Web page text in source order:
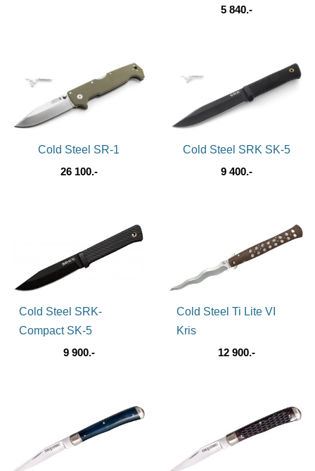
5 840.-
Cold Steel SR-1
26 100.-
Cold Steel SRK SK-5
9 400.-
Cold Steel SRK-
Compact SK-5
9 900.-
Cold Steel Ti Lite VI
Kris
12 900.-